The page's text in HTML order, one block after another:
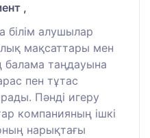
,
білім алушылар
мақсаттары мен
балама таңдауына
пен тұтас
Пәнді игеру
компанияның ішкі
нарықтағы